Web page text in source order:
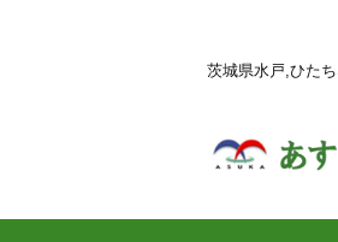
茨城県水戸,ひた